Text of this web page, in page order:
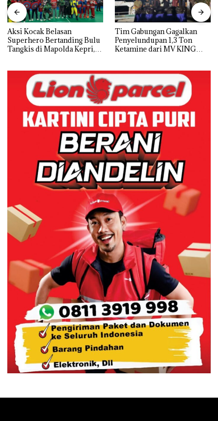
Aksi Kocak Belasan
Superhero Bertanding Bulu
Tangkis di Mapolda Kepri,
Tim Gabungan Gagalkan
Penyelundupan 1,3 Ton
Ketamine dari MV KING